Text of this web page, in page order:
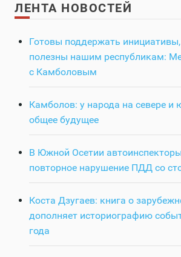
ЛЕНТА НОВОСТЕЙ
Готовы поддержать
полезны нашим республикам:
с Камболовым
Камболов: у народа на севере и
общее будущее
В Южной Осетии
повторное нарушение ПДД со
Коста Дзугаев: книга о
дополняет историографию
года